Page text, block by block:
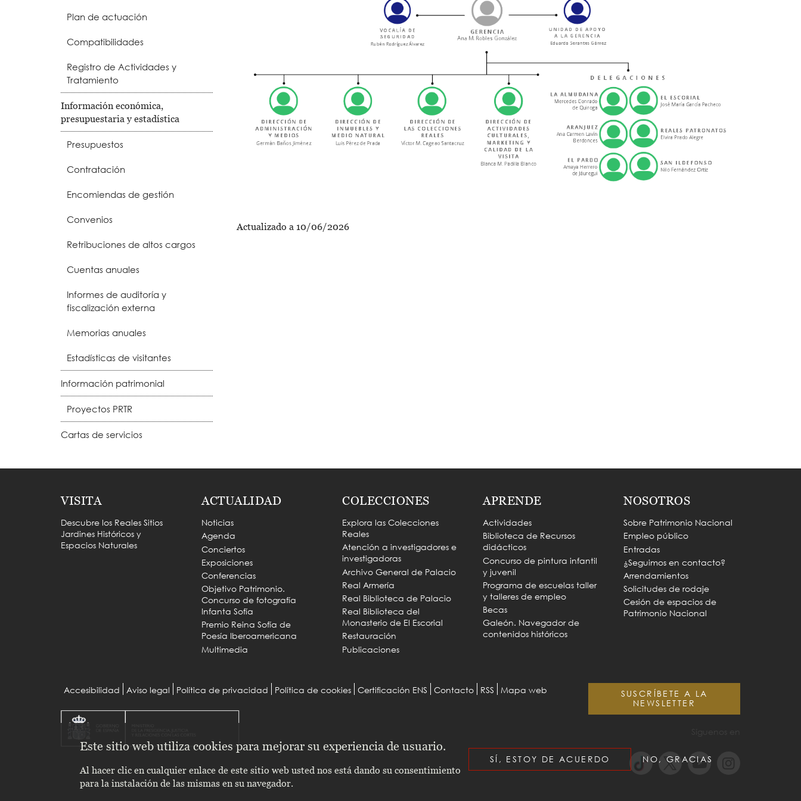
Plan de actuación
Compatibilidades
Registro de Actividades y
Tratamiento
Información económica,
presupuestaria y estadística
Presupuestos
Contratación
Encomiendas de gestión
Convenios
Retribuciones de altos cargos
Cuentas anuales
Informes de auditoría y
fiscalización externa
Memorias anuales
Estadísticas de visitantes
Información patrimonial
Proyectos PRTR
Cartas de servicios
Actualizado a 10/06/2026
VISITA
Descubre los Reales Sitios
Jardines Históricos y
Espacios Naturales
ACTUALIDAD
Noticias
Agenda
Conciertos
Exposiciones
Conferencias
Objetivo Patrimonio.
Concurso de fotografía
Infanta Sofía
Premio Reina Sofía de
Poesía Iberoamericana
Multimedia
COLECCIONES
Explora las Colecciones
Reales
Atención a investigadores e
investigadoras
Archivo General de Palacio
Real Armería
Real Biblioteca de Palacio
Real Biblioteca del
Monasterio de El Escorial
Restauración
Publicaciones
APRENDE
Actividades
Biblioteca de Recursos
didácticos
Concurso de pintura infantil
y juvenil
Programa de escuelas taller
y talleres de empleo
Becas
Galeón. Navegador de
contenidos históricos
NOSOTROS
Sobre Patrimonio Nacional
Empleo público
Entradas
¿Seguimos en contacto?
Arrendamientos
Solicitudes de rodaje
Cesión de espacios de
Patrimonio Nacional
Menu
Pie
Accesibilidad Aviso legal Política de privacidad Política de cookies Certificación ENS Contacto RSS Mapa web
SUSCRÍBETE A LA
NEWSLETTER
Este sitio web utiliza cookies para mejorar su experiencia de usuario.
Al hacer clic en cualquier enlace de este sitio web usted nos está dando su consentimiento
para la instalación de las mismas en su navegador.
SÍ, ESTOY DE ACUERDO NO, GRACIAS